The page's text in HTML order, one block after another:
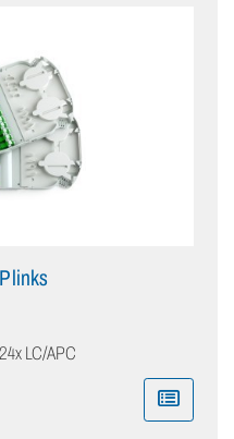
links
LC/APC